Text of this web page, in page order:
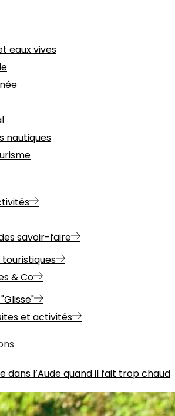
eaux vives
nautiques
savoir-faire
& Co
et activités
dans l’Aude quand il fait trop chaud